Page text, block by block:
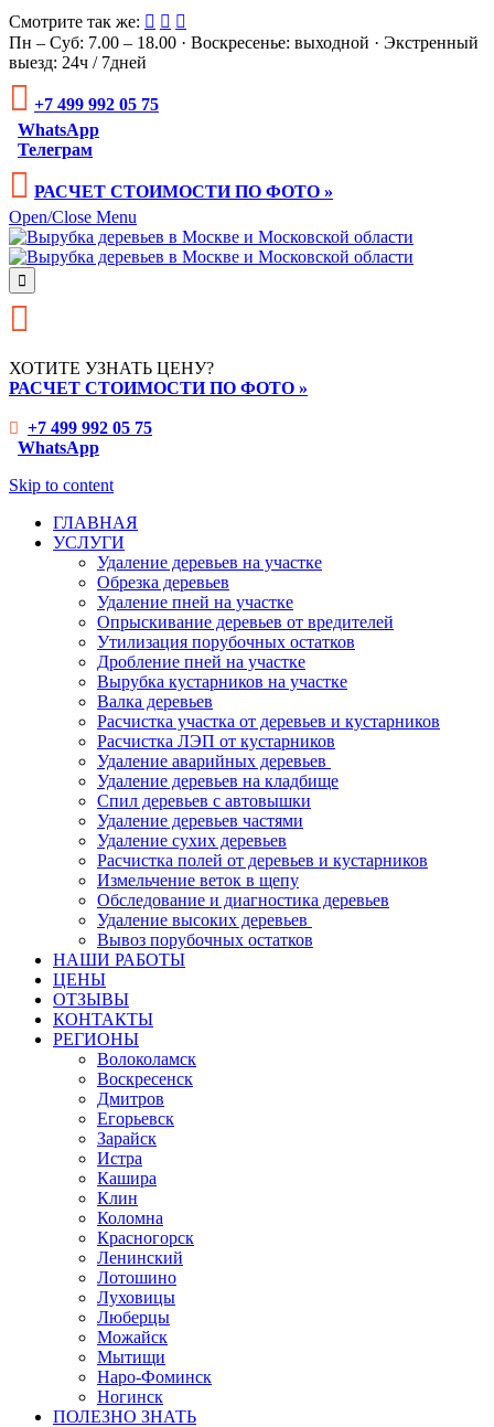
Смотрите так же:   
Пн – Суб: 7.00 – 18.00 · Воскресенье: выходной · Экстренный
выезд: 24ч / 7дней
 +7 499 992 05 75
WhatsApp
Телеграм
 РАСЧЕТ СТОИМОСТИ ПО ФОТО »
Open/Close Menu


ХОТИТЕ УЗНАТЬ ЦЕНУ?
РАСЧЕТ СТОИМОСТИ ПО ФОТО »

+7 499 992 05 75
WhatsApp
Skip to content
ГЛАВНАЯ
УСЛУГИ
Удаление деревьев на участке
Обрезка деревьев
Удаление пней на участке
Опрыскивание деревьев от вредителей
Утилизация порубочных остатков
Дробление пней на участке
Вырубка кустарников на участке
Валка деревьев
Расчистка участка от деревьев и кустарников
Расчистка ЛЭП от кустарников
Удаление аварийных деревьев
Удаление деревьев на кладбище
Спил деревьев с автовышки
Удаление деревьев частями
Удаление сухих деревьев
Расчистка полей от деревьев и кустарников
Измельчение веток в щепу
Обследование и диагностика деревьев
Удаление высоких деревьев
Вывоз порубочных остатков
НАШИ РАБОТЫ
ЦЕНЫ
ОТЗЫВЫ
КОНТАКТЫ
РЕГИОНЫ
Волоколамск
Воскресенск
Дмитров
Егорьевск
Зарайск
Истра
Кашира
Клин
Коломна
Красногорск
Ленинский
Лотошино
Луховицы
Люберцы
Можайск
Мытищи
Наро-Фоминск
Ногинск
ПОЛЕЗНО ЗНАТЬ